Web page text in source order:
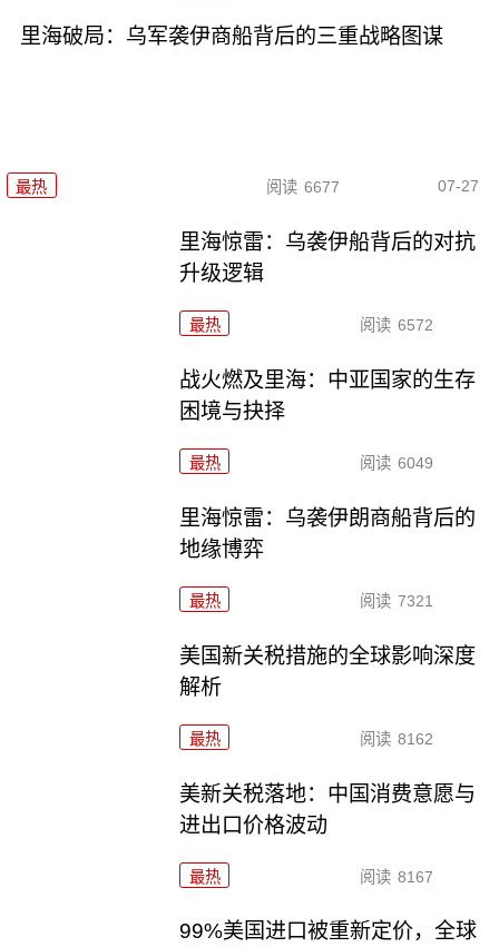
里海破局：乌军袭伊商船背后的三重战略图谋
最热 阅读 6677 07-27
里海惊雷：乌袭伊船背后的对抗
升级逻辑
最热 阅读 6572
战火燃及里海：中亚国家的生存
困境与抉择
最热 阅读 6049
里海惊雷：乌袭伊朗商船背后的
地缘博弈
最热 阅读 7321
美国新关税措施的全球影响深度
解析
最热 阅读 8162
美新关税落地：中国消费意愿与
进出口价格波动
最热 阅读 8167
99%美国进口被重新定价，全球